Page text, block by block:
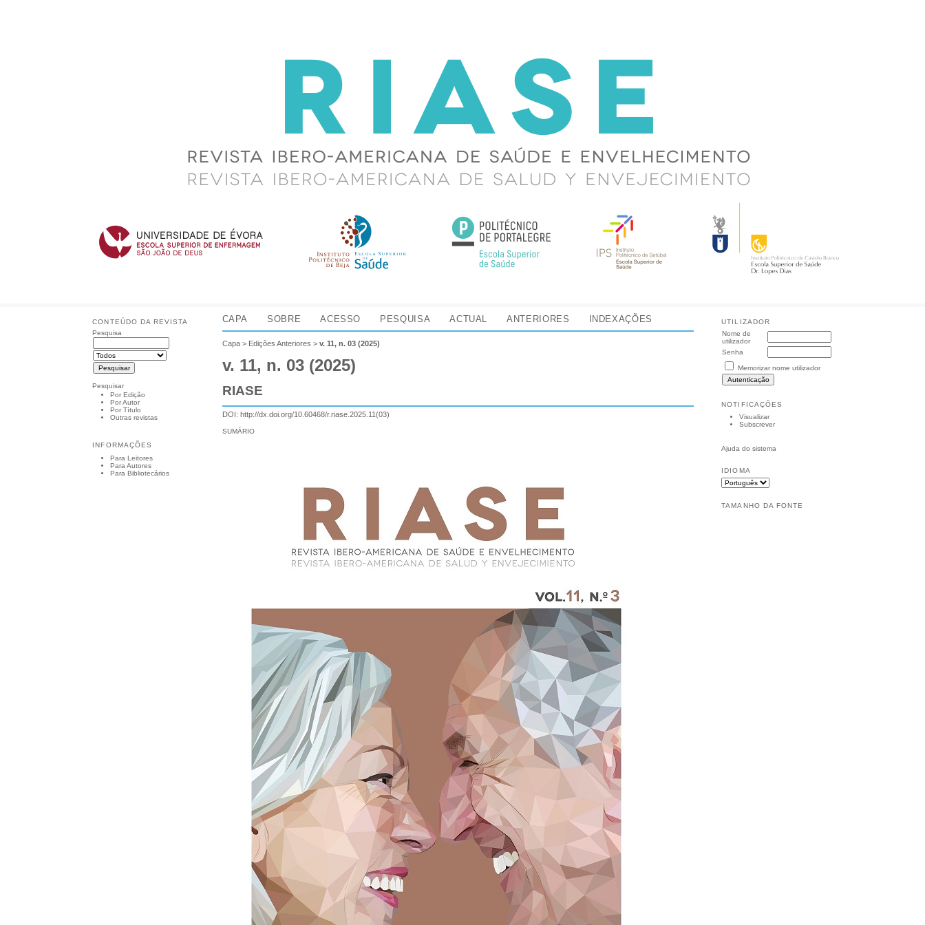
CONTEÚDO DA REVISTA
Pesquisa
Pesquisar
Por Edição
Por Autor
Por Título
Outras revistas
INFORMAÇÕES
Para Leitores
Para Autores
Para Bibliotecários
UTILIZADOR
Nome de
utilizador
Senha
Memorizar nome utilizador
NOTIFICAÇÕES
Visualizar
Subscrever
Ajuda do sistema
IDIOMA
TAMANHO DA FONTE
CAPA SOBRE ACESSO PESQUISA ACTUAL ANTERIORES INDEXAÇÕES
Capa> Edições Anteriores > v. 11, n. 03 (2025)
v. 11, n. 03 (2025)
RIASE
DOI: http://dx.doi.org/10.60468/r.riase.2025.11(03)
SUMÁRIO